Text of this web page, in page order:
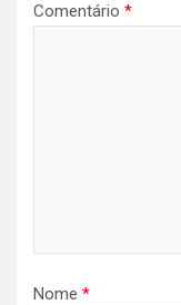
Comentário *
Nome *